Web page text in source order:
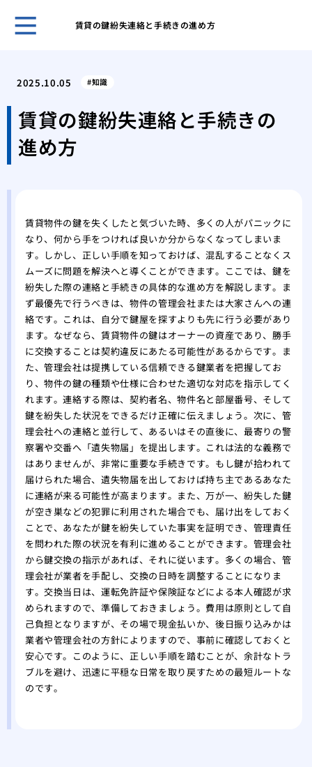
賃貸の鍵紛失連絡と手続きの進め方
場
る
経
リ
私
一日
2025.10.05 知識
賃貸の鍵紛失連絡と手続きの
進め方
賃貸物件の鍵を失くしたと気づいた時、多くの人がパニックに
なり、何から手をつければ良いか分からなくなってしまいま
す。しかし、正しい手順を知っておけば、混乱することなくス
ムーズに問題を解決へと導くことができます。ここでは、鍵を
紛失した際の連絡と手続きの具体的な進め方を解説します。ま
ず最優先で行うべきは、物件の管理会社または大家さんへの連
絡です。これは、自分で鍵屋を探すよりも先に行う必要があり
ます。なぜなら、賃貸物件の鍵はオーナーの資産であり、勝手
に交換することは契約違反にあたる可能性があるからです。ま
た、管理会社は提携している信頼できる鍵業者を把握してお
り、物件の鍵の種類や仕様に合わせた適切な対応を指示してく
れます。連絡する際は、契約者名、物件名と部屋番号、そして
鍵を紛失した状況をできるだけ正確に伝えましょう。次に、管
理会社への連絡と並行して、あるいはその直後に、最寄りの警
察署や交番へ「遺失物届」を提出します。これは法的な義務で
はありませんが、非常に重要な手続きです。もし鍵が拾われて
届けられた場合、遺失物届を出しておけば持ち主であるあなた
に連絡が来る可能性が高まります。また、万が一、紛失した鍵
が空き巣などの犯罪に利用された場合でも、届け出をしておく
ことで、あなたが鍵を紛失していた事実を証明でき、管理責任
を問われた際の状況を有利に進めることができます。管理会社
から鍵交換の指示があれば、それに従います。多くの場合、管
理会社が業者を手配し、交換の日時を調整することになりま
す。交換当日は、運転免許証や保険証などによる本人確認が求
められますので、準備しておきましょう。費用は原則として自
己負担となりますが、その場で現金払いか、後日振り込みかは
業者や管理会社の方針によりますので、事前に確認しておくと
安心です。このように、正しい手順を踏むことが、余計なトラ
ブルを避け、迅速に平穏な日常を取り戻すための最短ルートな
のです。